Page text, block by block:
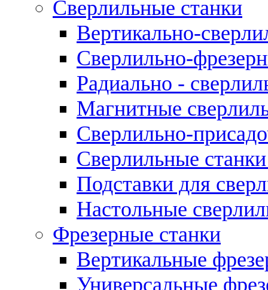
Сверлильные станки
Вертикально-
Сверлильно-
Радиально -
Магнитные
Сверлильно-
Сверлильные
Подставки для
Настольные
Фрезерные станки
Вертикальные
Универсальные